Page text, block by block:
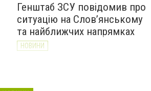
Генштаб ЗСУ повідомив про
ситуацію на Слов’янському
та найближчих напрямках
НОВИНИ